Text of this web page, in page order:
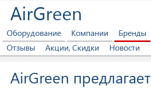
AirGreen
Оборудование Компании Бренды
Отзывы
Акции, Скидки Новости
AirGreen предлагает